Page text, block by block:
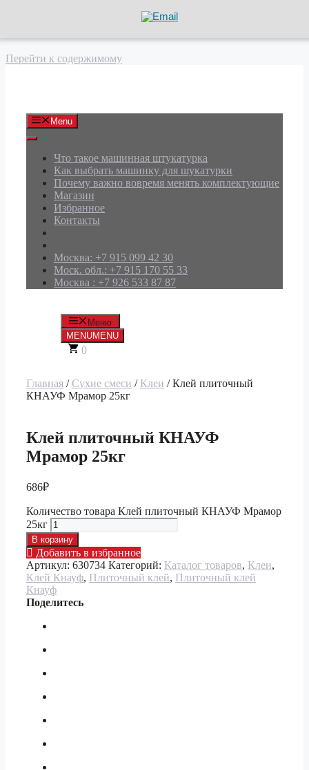
Перейти к содержимому
Menu
Что такое машинная штукатурка
Как выбрать машинку для шукатурки
Почему важно вовремя менять комплектующие
Магазин
Избранное
Контакты
Москва: +7 915 099 42 30
Моск. обл.: +7 915 170 55 33
Москва : +7 926 533 87 87
Меню
MENUMENU
0
Главная /Сухие смеси / Клеи / Клей плиточный
КНАУФ Мрамор 25кг
Клей плиточный КНАУФ
Мрамор 25кг
686₽
Количество товара Клей плиточный КНАУФ Мрамор
25кг
В корзину
Добавить в избранное
Артикул: 630734 Категорий: Каталог товаров, Клеи,
Клей Кнауф, Плиточный клей, Плиточный клей
Кнауф
Поделитесь